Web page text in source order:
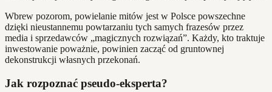
Wbrew pozorom, powielanie mitów jest w Polsce powszechne
dzięki nieustannemu powtarzaniu tych samych frazesów przez
media i sprzedawców „magicznych rozwiązań”. Każdy, kto traktuje
inwestowanie poważnie, powinien zacząć od gruntownej
dekonstrukcji własnych przekonań.
Jak rozpoznać pseudo-eksperta?